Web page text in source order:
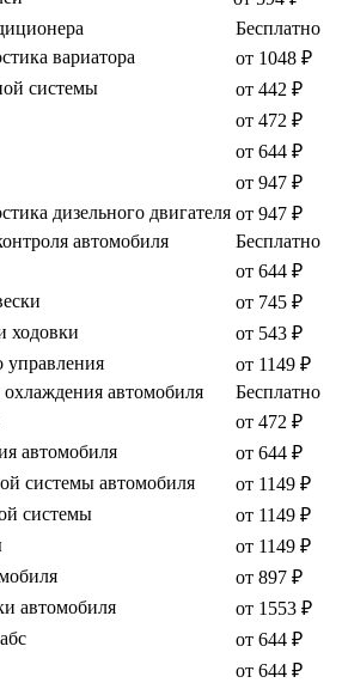
Бесплатно
вариатора
от 1048 ₽
системы
от 442 ₽
от 472 ₽
от 644 ₽
от 947 ₽
дизельного двигателя от 947 ₽
автомобиля
Бесплатно
от 644 ₽
от 745 ₽
ходовки
от 543 ₽
управления
от 1149 ₽
автомобиля
Бесплатно
от 472 ₽
автомобиля
от 644 ₽
системы автомобиля
от 1149 ₽
системы
от 1149 ₽
от 1149 ₽
от 897 ₽
автомобиля
от 1553 ₽
от 644 ₽
от 644 ₽